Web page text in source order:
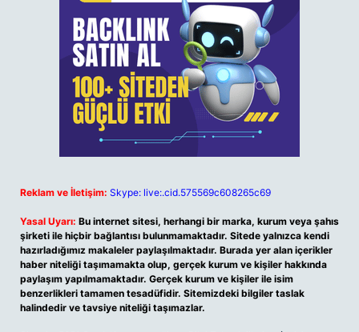
Reklam ve İletişim: Skype: live:.cid.575569c608265c69
Yasal Uyarı: Bu internet sitesi, herhangi bir marka, kurum veya şahıs
şirketi ile hiçbir bağlantısı bulunmamaktadır. Sitede yalnızca kendi
hazırladığımız makaleler paylaşılmaktadır. Burada yer alan içerikler
haber niteliği taşımamakta olup, gerçek kurum ve kişiler hakkında
paylaşım yapılmamaktadır. Gerçek kurum ve kişiler ile isim
benzerlikleri tamamen tesadüfidir. Sitemizdeki bilgiler taslak
halindedir ve tavsiye niteliği taşımazlar.